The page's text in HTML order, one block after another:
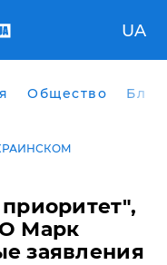
UA
Общество
Марк
заявления